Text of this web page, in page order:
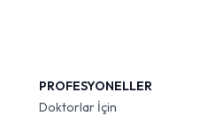
PROFESYONELLER
Doktorlar İçin